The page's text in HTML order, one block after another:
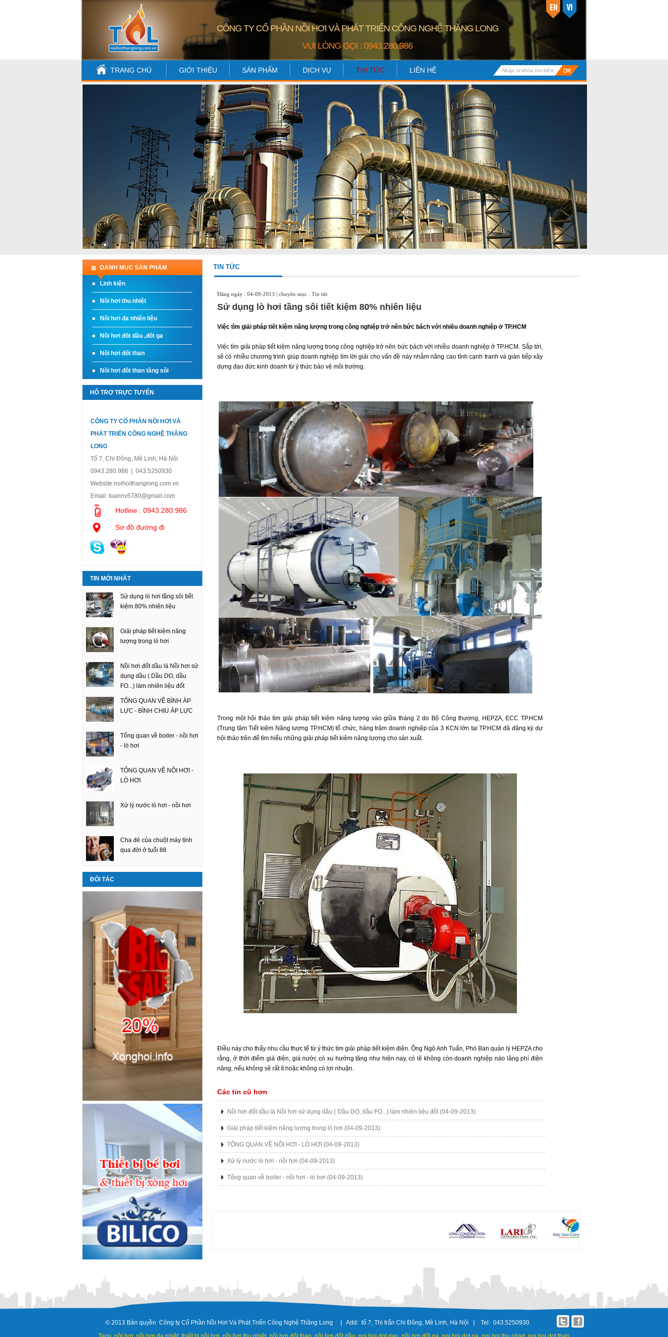
CÔNG TY CỔ PHẦN NỒI HƠI VÀ PHÁT TRIỂN CÔNG NGHỆ THĂNG LONG
VUI LÒNG GỌI : 0943.280.986
TRANG CHỦ GIỚI THIỆU SẢN PHẨM DỊCH VỤ TIN TỨC LIÊN HỆ
DANH MỤC SẢN PHẨM
Linh kiện
Nồi hơi thu nhiệt
Nồi hơi đa nhiên liệu
Nồi hơi đốt dầu ,đốt ga
Nồi hơi đốt than
Nồi hơi đốt than tầng sôi
HỖ TRỢ TRỰC TUYẾN
CÔNG TY CỔ PHẦN NỒI HƠI VÀ
PHÁT TRIỂN CÔNG NGHỆ THĂNG
LONG
Tổ 7, Chi Đông, Mê Linh, Hà Nội
0943.280.986 | 043.5250930
Website:noihoithanglong.com.vn
Email: tuannv5780@gmail.com
Hotline : 0943.280.986
Sơ đồ đường đi
TIN MỚI NHẤT
Sử dụng lò hơi tầng sôi tiết
kiệm 80% nhiên liệu
Giải pháp tiết kiệm năng
lượng trong lò hơi
Nồi hơi đốt dầu là Nồi hơi sử
dụng dầu ( Dầu DO, dầu
FO...) làm nhiên liệu đốt
TỔNG QUAN VỀ BÌNH ÁP
LỰC - BÌNH CHỊU ÁP LỰC
Tổng quan về boiler - nồi hơi
- lò hơi
TỔNG QUAN VỀ NỒI HƠI -
LÒ HƠI
Xử lý nước lò hơi - nồi hơi
Cha đẻ của chuột máy tính
qua đời ở tuổi 88
ĐỐI TÁC
TIN TỨC
Đăng ngày : 04-09-2013 | chuyên mục : Tin tức
Sử dụng lò hơi tầng sôi tiết kiệm 80% nhiên liệu
Việc tìm giải pháp tiết kiệm năng lượng trong công nghiệp trở nên bức bách với nhiều doanh nghiệp ở TP.HCM
Việc tìm giải pháp tiết kiệm năng lượng trong công nghiệp trở nên bức bách với nhiều doanh nghiệp ở TP.HCM. Sắp tới,
sẽ có nhiều chương trình giúp doanh nghiệp tìm lời giải cho vấn đề này nhằm nâng cao tính cạnh tranh và gián tiếp xây
dựng đạo đức kinh doanh từ ý thức bảo vệ môi trường.
Trong một hội thảo tìm giải pháp tiết kiệm năng lượng vào giữa tháng 2 do Bộ Công thương, HEPZA, ECC TP.HCM
(Trung tâm Tiết kiệm Năng lượng TP.HCM) tổ chức, hàng trăm doanh nghiệp của 3 KCN lớn tại TP.HCM đã đăng ký dự
hội thảo trên để tìm hiểu những giải pháp tiết kiệm năng lượng cho sản xuất.
Điều này cho thấy nhu cầu thực tế từ ý thức tìm giải pháp tiết kiệm điện. Ông Ngô Anh Tuấn, Phó Ban quản lý HEPZA cho
rằng, ở thời điểm giá điện, giá nước có xu hướng tăng như hiện nay, có lẽ không còn doanh nghiệp nào lãng phí điện
năng, nếu không sẽ rất ít hoặc không có lợi nhuận.
Các tin cũ hơn
Nồi hơi đốt dầu là Nồi hơi sử dụng dầu ( Dầu DO, dầu FO...) làm nhiên liệu đốt(04-09-2013)
Giải pháp tiết kiệm năng lượng trong lò hơi (04-09-2013)
TỔNG QUAN VỀ NỒI HƠI - LÒ HƠI (04-09-2013)
Xử lý nước lò hơi - nồi hơi (04-09-2013)
Tổng quan về boiler - nồi hơi - lò hơi (04-09-2013)
© 2013 Bản quyền Công ty Cổ Phần Nồi Hơi Và Phát Triển Công Nghệ Thăng Long | Add: tổ 7, Thị trấn Chi Đông, Mê Linh, Hà Nội | Tel: 043.5250930